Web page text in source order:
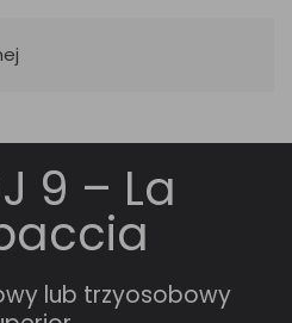
9 – La
lub trzyosobowy